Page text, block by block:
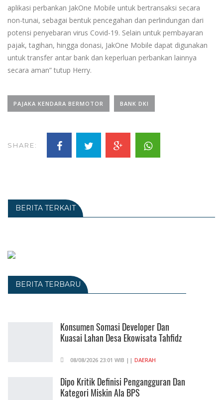
aplikasi perbankan JakOne Mobile untuk bertransaksi secara
non-tunai, sebagai bentuk pencegahan dan perlindungan dari
potensi penyebaran virus Covid-19. Selain untuk pembayaran
pajak, tagihan, hingga donasi, JakOne Mobile dapat digunakan
untuk transfer antar bank dan keperluan perbankan lainnya
secara aman” tutup Herry.
PAJAKA KENDARA BERMOTOR BANK DKI
SHARE:
BERITA TERKAIT
BERITA TERBARU
Konsumen Somasi Developer Dan
Kuasai Lahan Desa Ekowisata Tahfidz
08/08/2026 23:01 WIB || DAERAH
Dipo Kritik Definisi Pengangguran Dan
Kategori Miskin Ala BPS